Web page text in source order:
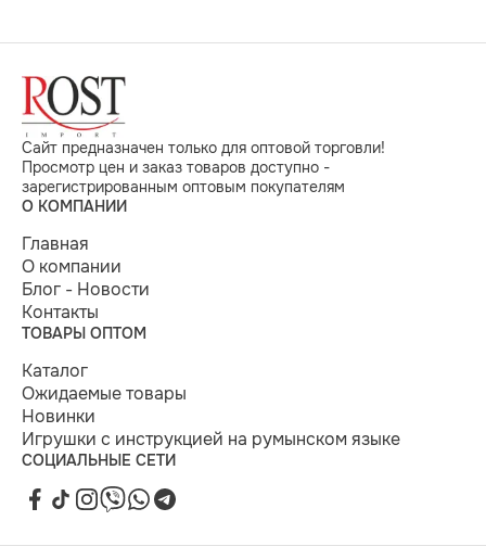
Сайт предназначен только для оптовой торговли!
Просмотр цен и заказ товаров доступно -
зарегистрированным оптовым покупателям
О КОМПАНИИ
Главная
О компании
Блог - Новости
Контакты
ТОВАРЫ ОПТОМ
Каталог
Ожидаемые товары
Новинки
Игрушки с инструкцией на румынском языке
СОЦИАЛЬНЫЕ СЕТИ